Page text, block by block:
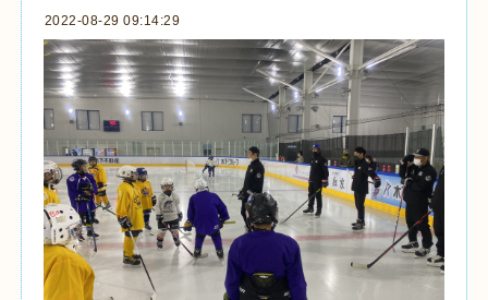
2022-08-29 09:14:29